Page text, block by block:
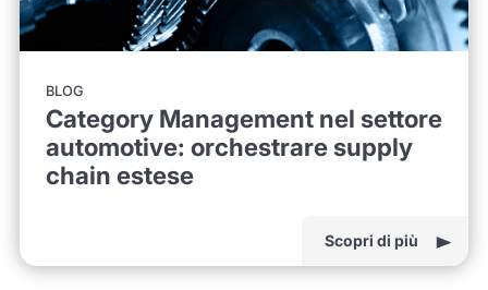
BLOG
Category Management nel settore
automotive: orchestrare supply
chain estese
Scopri di più